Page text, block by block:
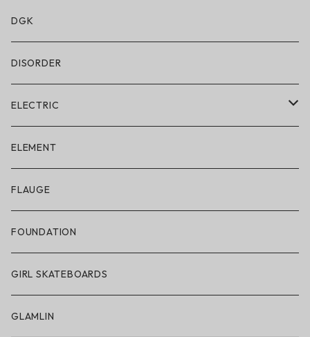
水着/スイムウェア
DGK
DISORDER
ELECTRIC
ELECTRIC × ON THE ROAM
アパレル
帽子
サングラス
スノーゴーグル
ELEMENT
FLAUGE
FOUNDATION
GIRL SKATEBOARDS
GLAMLIN